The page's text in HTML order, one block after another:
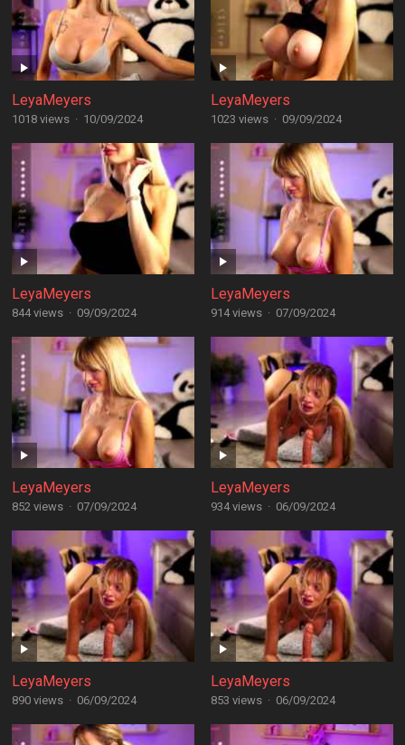
LeyaMeyers
1018 views · 10/09/2024
LeyaMeyers
1023 views · 09/09/2024
LeyaMeyers
844 views · 09/09/2024
LeyaMeyers
914 views · 07/09/2024
LeyaMeyers
852 views · 07/09/2024
LeyaMeyers
934 views · 06/09/2024
LeyaMeyers
890 views · 06/09/2024
LeyaMeyers
853 views · 06/09/2024